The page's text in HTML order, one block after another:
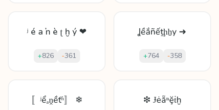
ʲ é a ŉ è ʈ ḫ ý ❤
+826 -361
Ʝềắñếṯḩẖy ➜
+764 -358
〚ʲểₐṋềťʱ〛 ❄ ❇ Ɉėẵⁿḝṫḫ